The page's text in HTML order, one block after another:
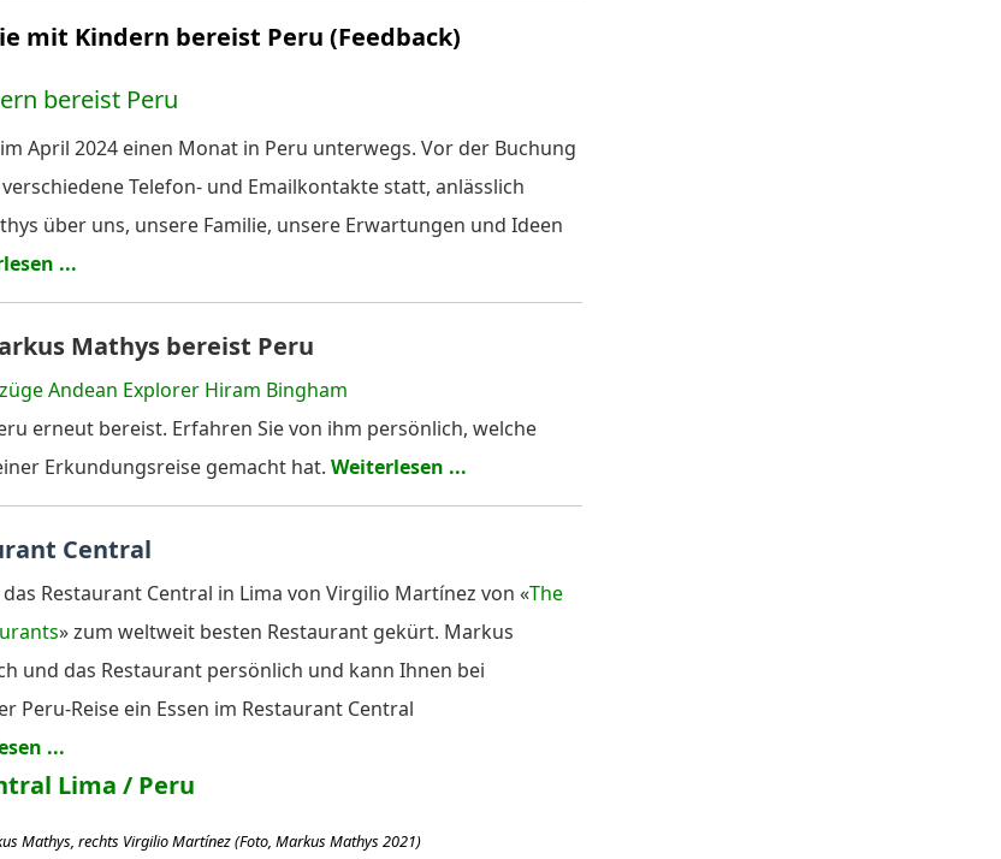
mit Kindern bereist Peru (Feedback)
April 2024 einen Monat in Peru unterwegs. Vor der Buchung
Telefon- und Emailkontakte statt, anlässlich
über uns, unsere Familie, unsere Erwartungen und Ideen
...
Mathys bereist Peru
erneut bereist. Erfahren Sie von ihm persönlich, welche
Erkundungsreise gemacht hat. Weiterlesen ...
Central
das Restaurant Central in Lima von Virgilio Martínez von «The
» zum weltweit besten Restaurant gekürt. Markus
und das Restaurant persönlich und kann Ihnen bei
Peru-Reise ein Essen im Restaurant Central
...
Mathys, rechts Virgilio Martínez (Foto, Markus Mathys 2021)